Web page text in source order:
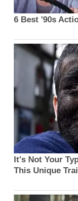
6 Best '90s
It's Not Your
This Unique